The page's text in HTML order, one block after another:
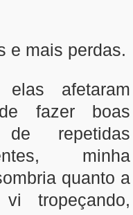
e mais perdas.
afetaram
fazer boas
repetidas
minha
quanto a
tropeçando,